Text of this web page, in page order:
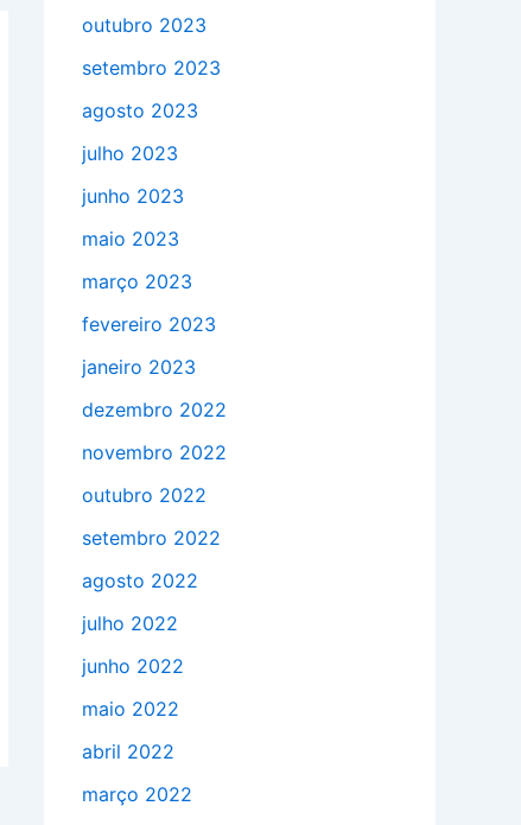
outubro 2023
setembro 2023
agosto 2023
julho 2023
junho 2023
maio 2023
março 2023
fevereiro 2023
janeiro 2023
dezembro 2022
novembro 2022
outubro 2022
setembro 2022
agosto 2022
julho 2022
junho 2022
maio 2022
abril 2022
março 2022